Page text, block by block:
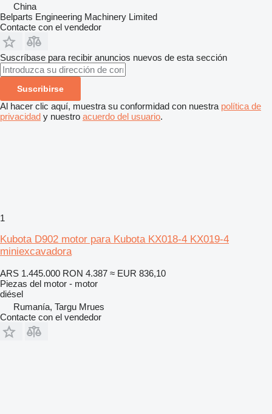
China
Belparts Engineering Machinery Limited
Contacte con el vendedor
Suscríbase para recibir anuncios nuevos de esta sección
Suscribirse
Al hacer clic aquí, muestra su conformidad con nuestra política de
privacidad y nuestro acuerdo del usuario.
1
Kubota D902 motor para Kubota KX018-4 KX019-4
miniexcavadora
ARS 1.445.000 RON 4.387 ≈ EUR 836,10
Piezas del motor - motor
diésel
Rumanía, Targu Mrues
Contacte con el vendedor